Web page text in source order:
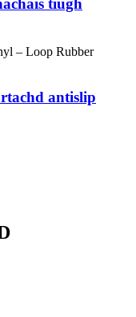
antislip